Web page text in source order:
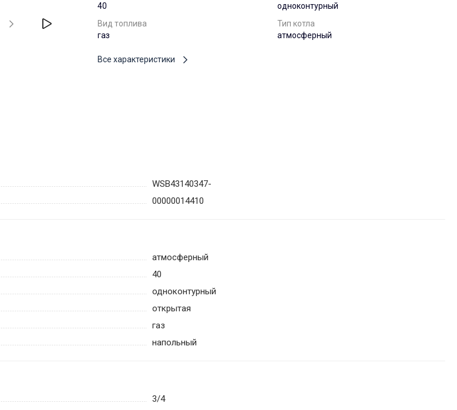
40
одноконтурный
Вид топлива
газ
Тип котла
атмосферный
Все характеристики
WSB43140347-
00000014410
атмосферный
40
одноконтурный
открытая
газ
напольный
3/4